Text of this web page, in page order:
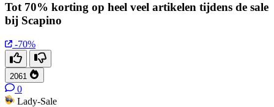
Tot 70% korting op heel veel artikelen tijdens de sale
bij Scapino
-70%
2061
0
Lady-Sale